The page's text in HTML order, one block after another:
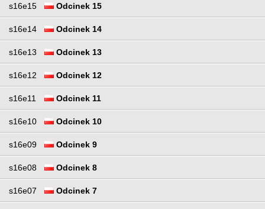
s16e15 Odcinek 15
s16e14 Odcinek 14
s16e13 Odcinek 13
s16e12 Odcinek 12
s16e11 Odcinek 11
s16e10 Odcinek 10
s16e09 Odcinek 9
s16e08 Odcinek 8
s16e07 Odcinek 7